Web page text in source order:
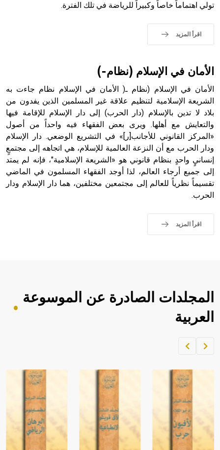
- هل تعلم أن الأبجدية الكنعانية تتألف من /22/ علامة كتابية
حيث تقتصر القيمة الصوتية للعلامة الك
تولي اهتماماً خاصاً وكبيراً للرياضة في تلك الفترة.
اقرأ المزيد
الأمان في الإسلام (نظام-)
الأمان في الإسلام (نظام ـ( الأمان في الإسلام نظام جاءت به
الشريعة الإسلامية لتنظيم علاقة غير المسلمين الذين يفدون من
بلاد لا تدين بالإسلام (دار الحرب) إلى دار الإسلام للإقامة فيها
والتعايش مع أهلها. ويرى بعض الفقهاء فيه واحداً من أصول
«المركز القانوني للأجانب[ر]» في التشريع الوضعي. دار الإسلام
ودار الحرب مع أن النزعة العالمية للإسلام، هي اتجاهه إلى مجتمعٍ
إنسانيٍ واحدٍ بنظام قانوني هو «الشريعة الإسلامية"، فإنه لم يمتد
إلى جميع أرجاء العالم، لذا أوجد الفقهاء المسلمون في الماضي
تقسيماً نظرياً للعالم إلى مجتمعين مختلفين، هما دار الإسلام ودار
الحرب.
اقرأ المزيد
المجلدات الصادرة عن الموسوعة
العربية